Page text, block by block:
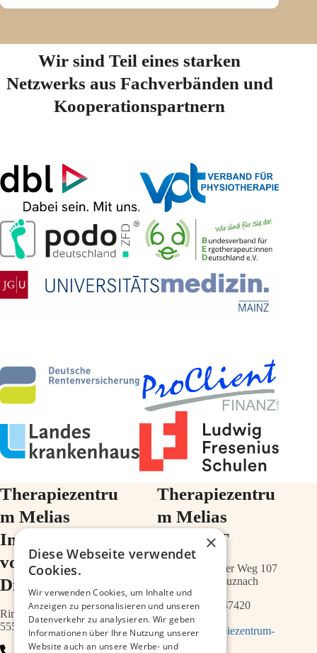
Wir sind Teil eines starken
Netzwerks aus Fachverbänden und
Kooperationspartnern
Therapiezentru
m Melias
Im Ärztehaus
vor der
Diakonie
Ringstr.64a
55543 Bad Kreuznach
0671 – 79467700
Therapiezentru
m Melias
im ZIMT
Schwabenheimer Weg 107
55543 Bad Kreuznach
0671 – 21547420
info@therapiezentrum-
melias.de
×
Diese Webseite verwendet
Cookies.
Wir verwenden Cookies, um Inhalte und
Anzeigen zu personalisieren und unseren
Datenverkehr zu analysieren. Wir geben
Informationen über Ihre Nutzung unserer
Website auch an unsere Werbe- und